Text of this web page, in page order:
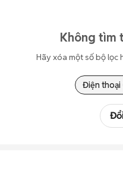
Không tìm
Hãy xóa một số bộ lọc
Điện thoại